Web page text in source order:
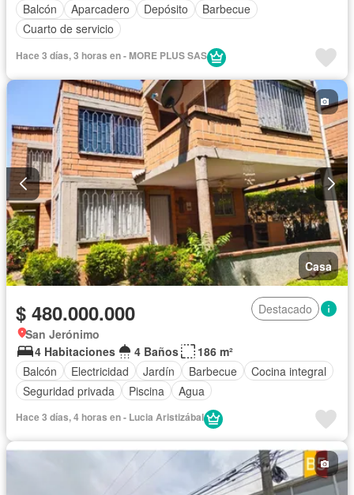
Balcón
Aparcadero Depósito
Barbecue
Cuarto de servicio
Hace 3 días, 3 horas en - MORE PLUS SAS
Casa
$ 480.000.000
Destacado
San Jerónimo
4 Habitaciones
4 Baños
186 m²
Balcón
Electricidad Jardín Barbecue
Cocina integral
Seguridad privada
Piscina Agua
Hace 3 días, 4 horas en - Lucia Aristizábal